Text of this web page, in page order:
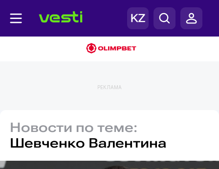
РЕКЛАМА
Новости по теме:
Шевченко Валентина